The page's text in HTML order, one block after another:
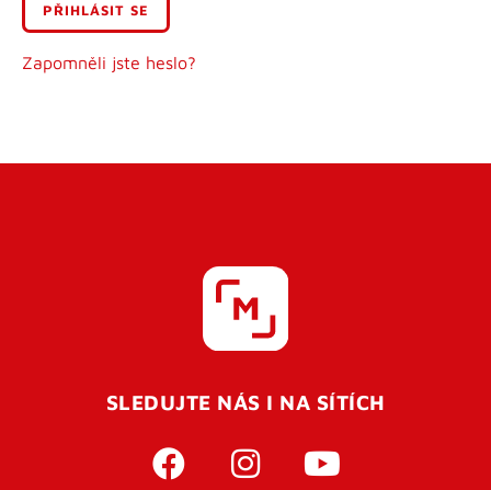
Zapomněli jste heslo?
Uživatelské jméno
Pro úspěšné dokončení registrace je potřeba
vaší e-mailovouadresu. Po úspěšném odeslání
SLEDUJTE NÁS I NA SÍTÍCH